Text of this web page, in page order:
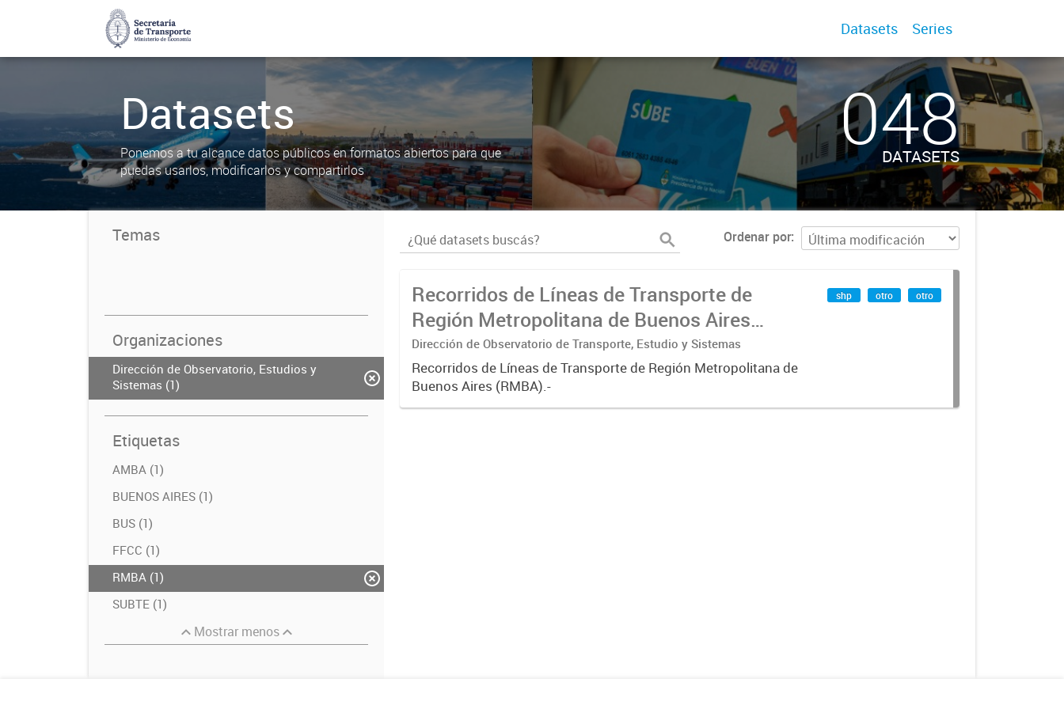
Datasets Series
Datasets
Ponemos a tu alcance datos públicos en formatos abiertos para que
puedas usarlos, modificarlos y compartirlos
048
DATASETS
Temas
Organizaciones
Dirección de Observatorio, Estudios y
Sistemas (1)
Etiquetas
AMBA (1)
BUENOS AIRES (1)
BUS (1)
FFCC (1)
RMBA (1)
SUBTE (1)
Mostrar menos
Ordenar por
Recorridos de Líneas de Transporte de
Región Metropolitana de Buenos Aires
(RMBA)
Dirección de Observatorio de Transporte, Estudio y Sistemas
Recorridos de Líneas de Transporte de Región Metropolitana de
Buenos Aires (RMBA).-
shp otro otro